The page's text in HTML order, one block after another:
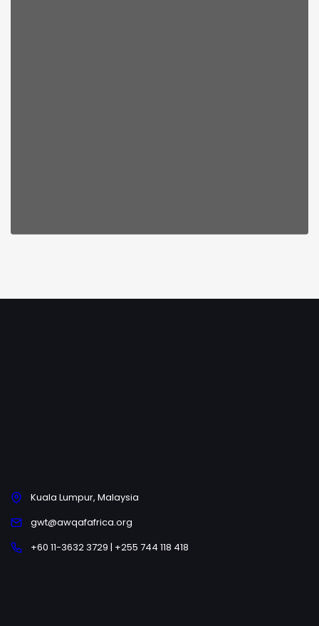
Kuala Lumpur, Malaysia
gwt@awqafafrica.org
+60 11-3632 3729 | +255 744 118 418